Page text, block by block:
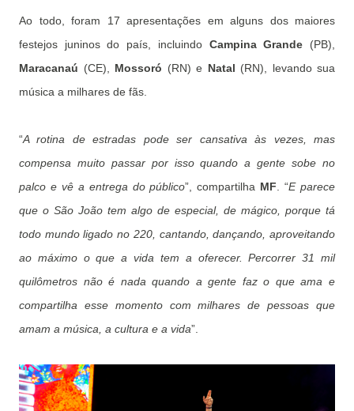
Ao todo, foram 17 apresentações em alguns dos maiores
festejos juninos do país, incluindo Campina Grande (PB),
Maracanaú (CE), Mossoró (RN) e Natal (RN), levando sua
música a milhares de fãs.
“A rotina de estradas pode ser cansativa às vezes, mas
compensa muito passar por isso quando a gente sobe no
palco e vê a entrega do público”, compartilha MF . “E parece
que o São João tem algo de especial, de mágico, porque tá
todo mundo ligado no 220, cantando, dançando, aproveitando
ao máximo o que a vida tem a oferecer. Percorrer 31 mil
quilômetros não é nada quando a gente faz o que ama e
compartilha esse momento com milhares de pessoas que
amam a música, a cultura e a vida”.